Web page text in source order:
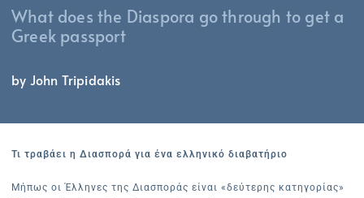
What does the Diaspora go through to get a
Greek passport
by John Tripidakis
Τι τραβάει η Διασπορά για ένα ελληνικό διαβατήριο
Μήπως οι Έλληνες της Διασποράς είναι «δεύτερης κατηγορίας»